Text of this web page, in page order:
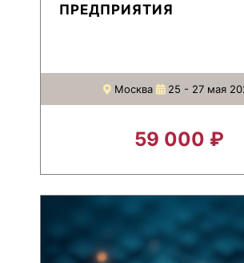
ПРЕДПРИЯТИЯ
Москва 25 - 27 мая
59 000 ₽